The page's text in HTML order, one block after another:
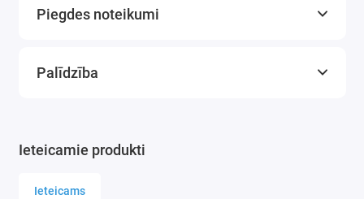
Uzgalis: 1/2"
Rotācijas ātrums: 7500 apgr./min
Skaņas jaudas līmenis: 95,4 dB (A)
Piegdes noteikumi
Palīdzība
Ieteicamie produkti
Ieteicams